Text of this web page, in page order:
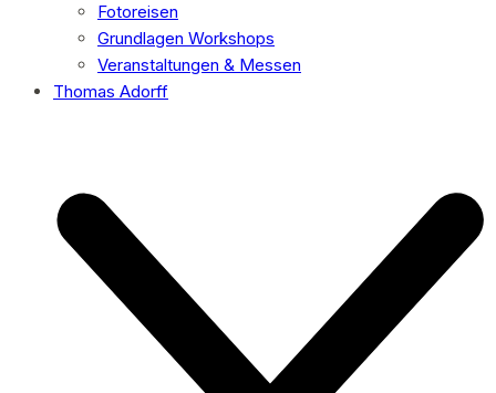
Fotoreisen
Grundlagen Workshops
Veranstaltungen & Messen
Thomas Adorff